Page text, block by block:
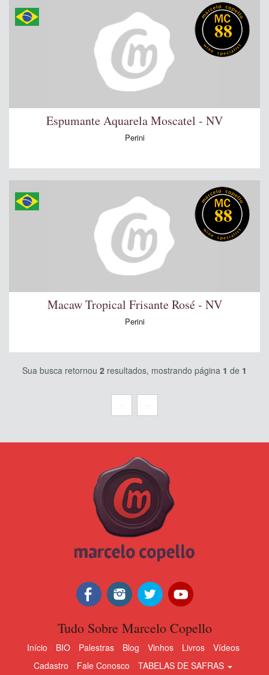
88
Espumante Aquarela Moscatel - NV
Perini
88
Macaw Tropical Frisante Rosé - NV
Perini
Sua busca retornou 2 resultados, mostrando página 1 de 1
Tudo Sobre Marcelo Copello
Início BIO Palestras Blog Vinhos Livros
Vídeos
Cadastro
Fale Conosco TABELAS DE SAFRAS